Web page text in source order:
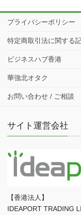
プライバシーポリシー
特定商取引法に関する
ビジネスハブ香港
華強北オタク
お問い合わせ / ご相談
サイト運営会社
【香港法人】
IDEAPORT TRADING